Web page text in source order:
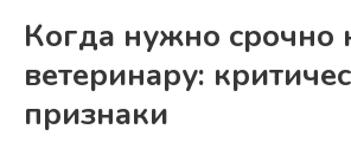
Когда нужно срочно
ветеринару:
признаки